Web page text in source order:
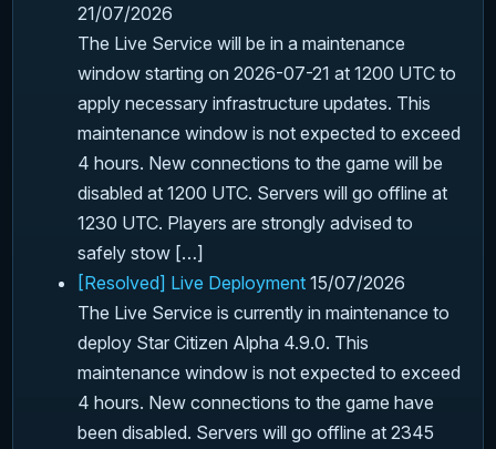
21/07/2026
The Live Service will be in a maintenance
window starting on 2026-07-21 at 1200 UTC to
apply necessary infrastructure updates. This
maintenance window is not expected to exceed
4 hours. New connections to the game will be
disabled at 1200 UTC. Servers will go offline at
1230 UTC. Players are strongly advised to
safely stow […]
[Resolved] Live Deployment 15/07/2026
The Live Service is currently in maintenance to
deploy Star Citizen Alpha 4.9.0. This
maintenance window is not expected to exceed
4 hours. New connections to the game have
been disabled. Servers will go offline at 2345